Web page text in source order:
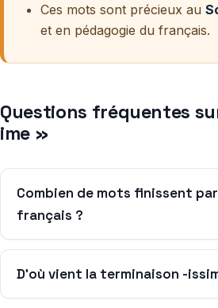
Ces mots sont précieux au
et en pédagogie du français.
Questions fréquentes
ime »
Combien de mots finissent
français ?
D’où vient la terminaison -